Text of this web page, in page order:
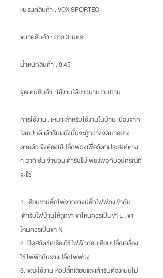
แบรนด์สินค้า : VOX SPORTEC
ขนาดสินค้า: ยาว 3 เมตร
น้ำหนักสินค้า: 0.45
จุดเด่นสินค้า :ใช้งานได้ยาวนาน ทนทาน
การใช้งาน : เหมาะสำหรับใช้งานในบ้าน เนื่องจาก
โดยปกติ เต้ารับผนังนั้นจะถูกวางจุดมาอย่าง
ตายตัว จึงต้องใช้ปลั๊กพ่วงเพื่อวัตถุประสงค์ต่าง
ๆ อาทิเช่น จำนวนเต้ารับไม่เพียงพอกับอุปกรณ์ที่
จะใช้
1. เสียบขาปลั๊กไฟจากรางปลั๊กไฟพ่วงเข้ากับ
เต้ารับไฟบ้านให้ถูกขา ขาไหนควรเป็นขา L , ขา
ไหนควรเป็นขา N
2. ปิดสวิตช์เครื่องใช้ไฟฟ้าก่อนเสียบปลั๊กเครื่อง
ใช้ไฟฟ้ากับรางปลั๊กไฟพ่วง
3. ขณะใช้งาน หัวปลั๊กเสียบและเต้ารับต้องแน่นไม่